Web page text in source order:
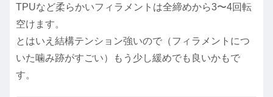
TPUなど柔らかいフィラメントは全締めから3〜4回転
空けます。
とはいえ結構テンション強いので（フィラメントにつ
いた噛み跡がすごい）もう少し緩めでも良いかもで
す。